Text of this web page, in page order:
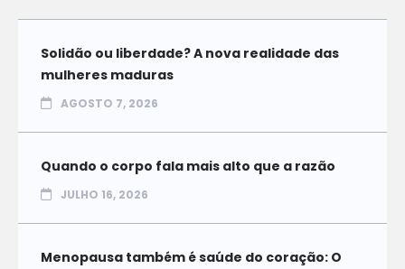
Solidão ou liberdade? A nova realidade das
mulheres maduras
AGOSTO 7, 2026
Quando o corpo fala mais alto que a razão
JULHO 16, 2026
Menopausa também é saúde do coração: O